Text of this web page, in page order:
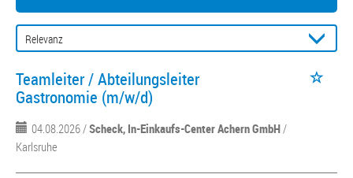
Teamleiter / Abteilungsleiter
Gastronomie (m/w/d)
04.08.2026 /Scheck, In-Einkaufs-Center Achern GmbH/
Karlsruhe